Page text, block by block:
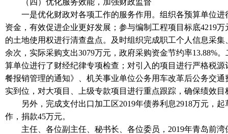
（四）优化服务效能，加强财政监督
一是优化财政对各项工作的服务作用。组织各预算单位进
资金，有效促进企业更好发展；参与编制工程项目标底4219
的土地使用权进行清查盘点。及时组织完成职工个人信息采
余次，实际采购支出3079万元，政府采购资金节约率13.88%
算单位进行了财经纪律专项检查；对引入的项目进行严格税
餐报销管理的通知》、机关事业单位公务用车改革后公务交
实到位，对大项目、上级专款项目进行重点跟踪，确保绩效
另外，完成支付出口加工区2019年债券利息2918万元，起
作，捐款45万元。
主任、各位副主任、秘书长、各位委员，2019年青岛前湾